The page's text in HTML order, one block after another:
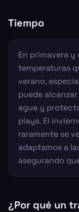
Tiempo
En primavera y
temperaturas
verano,
puede
agua y
playa. El
raramente se
adaptamos a
asegurando
¿Por qué un